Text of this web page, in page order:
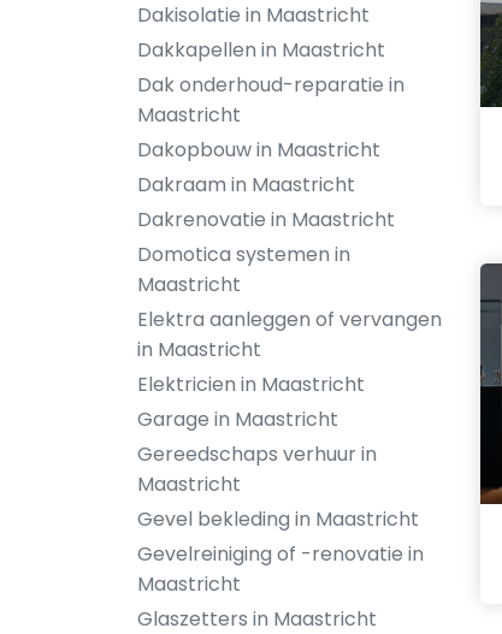
Dakisolatie in Maastricht
Dakkapellen in Maastricht
Dak onderhoud-reparatie in
Maastricht
Dakopbouw in Maastricht
Dakraam in Maastricht
Dakrenovatie in Maastricht
Domotica systemen in
Maastricht
Elektra aanleggen of vervangen
in Maastricht
Elektricien in Maastricht
Garage in Maastricht
Gereedschaps verhuur in
Maastricht
Gevel bekleding in Maastricht
Gevelreiniging of -renovatie in
Maastricht
Glaszetters in Maastricht